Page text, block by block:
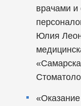
врачами
Юлия
«Оказание